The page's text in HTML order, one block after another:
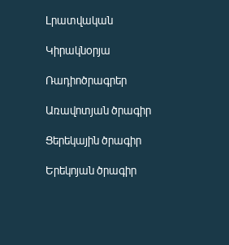
Լրատվական
Կիրակնօրյա
Ռադիոծրագրեր
Առավոտյան ծրագիր
Ցերեկային ծրագիր
Երեկոյան ծրագիր